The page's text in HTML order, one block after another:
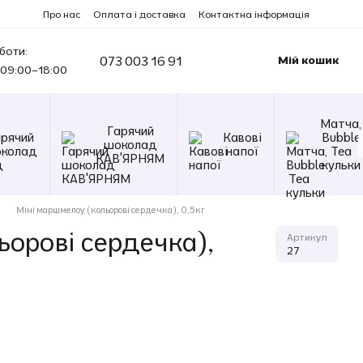
Про нас Оплата і доставка Контактна інформація
09:00–18:00
073 003 16 91 Мій кошик
Гарячий
шоколад
КАВ'ЯРНЯМ
Кавові
напої
Матча,
Bubble
Tea
кульки
Міні маршмелоу (кольорові сердечка), 0,5кг
сердечка),
Артикул
27